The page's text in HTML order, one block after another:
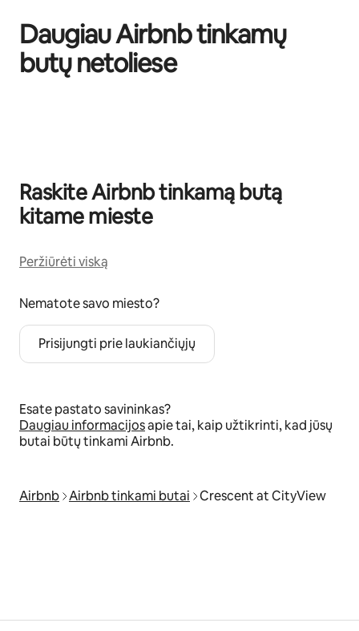
Daugiau Airbnb tinkamų
butų netoliese
Raskite Airbnb tinkamą butą
kitame mieste
Peržiūrėti viską
Nematote savo miesto?
Prisijungti prie laukiančiųjų
Esate pastato savininkas?
Daugiau informacijosapie tai, kaip užtikrinti, kad jūsų
butai būtų tinkami Airbnb.
Airbnb Airbnb tinkami butai Crescent at CityView